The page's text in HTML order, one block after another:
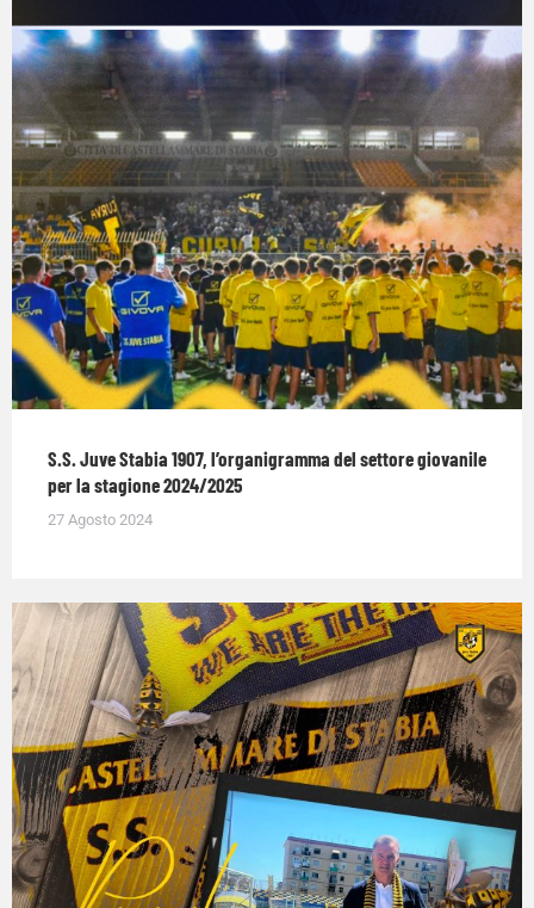
S.S. Juve Stabia 1907, l’organigramma del settore giovanile
per la stagione 2024/2025
27 Agosto 2024